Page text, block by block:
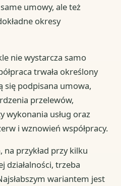
umowy, ale też
okresy
nie wystarcza samo
trwała określony
się podpisana umowa,
przelewów,
wykonania usług oraz
i wznowień współpracy.
przykład przy kilku
działalności, trzeba
wariantem jest